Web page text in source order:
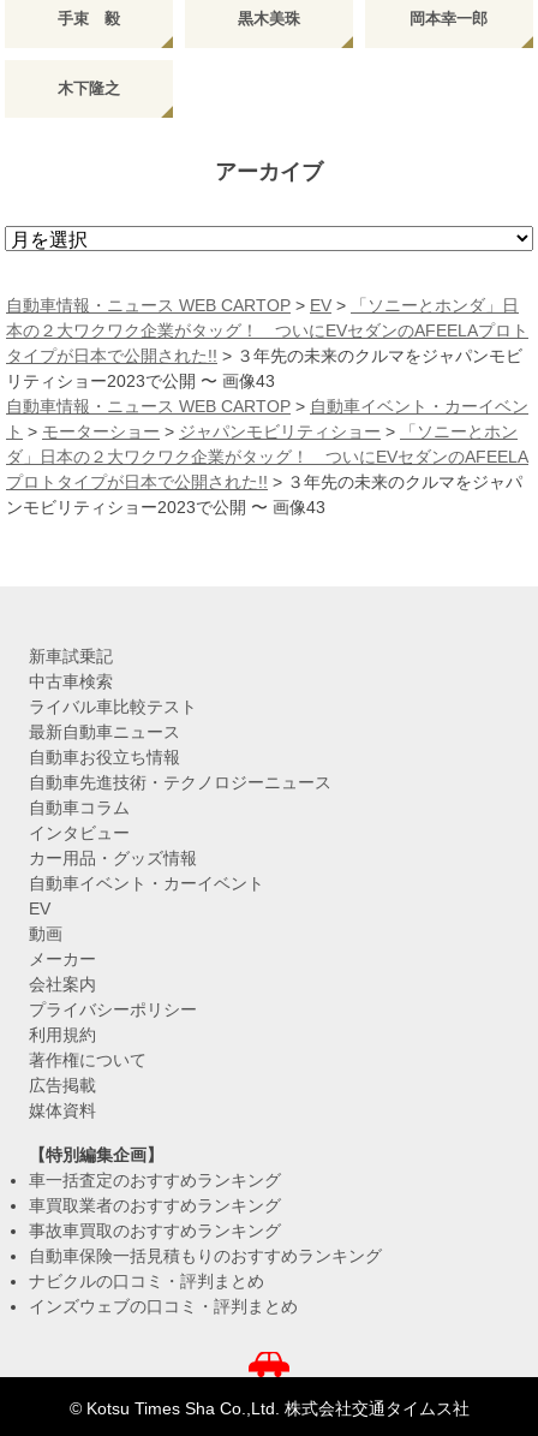
手束 毅 黒木美珠 岡本幸一郎
木下隆之
アーカイブ
ア
カ
イ
ブ
自動車情報・ニュース WEB CARTOP > EV >
「ソニーとホンダ」日
本の２大ワクワク企業がタッグ！ ついにEVセダンのAFEELAプロト
タイプが日本で公開された!! > ３年先の未来のクルマをジャパンモビ
リティショー2023で公開 〜 画像43
自動車情報・ニュース WEB CARTOP > 自動車イベント・カーイベン
ト > モーターショー > ジャパンモビリティショー >
「ソニーとホン
ダ」日本の２大ワクワク企業がタッグ！ ついにEVセダンのAFEELA
プロトタイプが日本で公開された!! > ３年先の未来のクルマをジャパ
ンモビリティショー2023で公開 〜 画像43
新車試乗記
中古車検索
ライバル車比較テスト
最新自動車ニュース
自動車お役立ち情報
自動車先進技術・テクノロジーニュース
自動車コラム
インタビュー
カー用品・グッズ情報
自動車イベント・カーイベント
EV
動画
メーカー
会社案内
プライバシーポリシー
利用規約
著作権について
広告掲載
媒体資料
【特別編集企画】
車一括査定のおすすめランキング
車買取業者のおすすめランキング
事故車買取のおすすめランキング
自動車保険一括見積もりのおすすめランキング
ナビクルの口コミ・評判まとめ
インズウェブの口コミ・評判まとめ
© Kotsu Times Sha Co.,Ltd. 株式会社交通タイムス社